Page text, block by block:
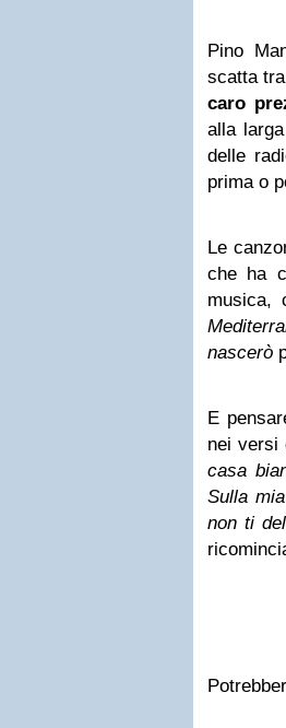
Pino
scatta
caro
alla
delle
prima o
Le
che ha
musica,
nascerò
E
nei versi
casa
Sulla
non ti